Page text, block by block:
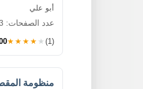
أبو علي
عدد الصفحات: 693
★★★★★ (1)
منظومة